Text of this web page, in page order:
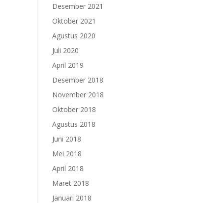
Desember 2021
Oktober 2021
Agustus 2020
Juli 2020
April 2019
Desember 2018
November 2018
Oktober 2018
Agustus 2018
Juni 2018
Mei 2018
April 2018
Maret 2018
Januari 2018